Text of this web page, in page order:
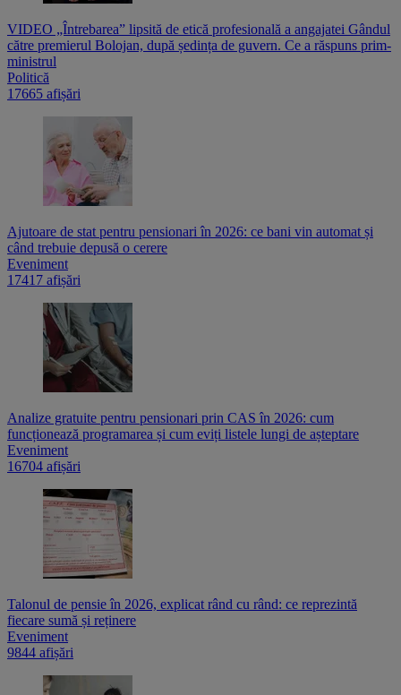
VIDEO „Întrebarea” lipsită de etică profesională a angajatei Gândul
către premierul Bolojan, după ședința de guvern. Ce a răspuns prim-
ministrul
Politică
17665 afișări
Ajutoare de stat pentru pensionari în 2026: ce bani vin automat și
când trebuie depusă o cerere
Eveniment
17417 afișări
Analize gratuite pentru pensionari prin CAS în 2026: cum
funcționează programarea și cum eviți listele lungi de așteptare
Eveniment
16704 afișări
Talonul de pensie în 2026, explicat rând cu rând: ce reprezintă
fiecare sumă și reținere
Eveniment
9844 afișări